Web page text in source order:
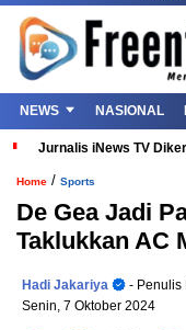
NEWS NASIONAL
Jurnalis iNews TV
Home / Sports
De Gea Jadi
Taklukkan AC
Hadi Jakariya
- Penulis
Senin, 7 Oktober 2024